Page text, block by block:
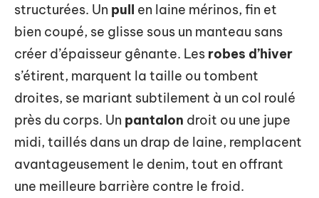
structurées. Un pull en laine mérinos, fin et
bien coupé, se glisse sous un manteau sans
créer d’épaisseur gênante. Les robes d’hiver
s’étirent, marquent la taille ou tombent
droites, se mariant subtilement à un col roulé
près du corps. Un pantalon droit ou une jupe
midi, taillés dans un drap de laine, remplacent
avantageusement le denim, tout en offrant
une meilleure barrière contre le froid.